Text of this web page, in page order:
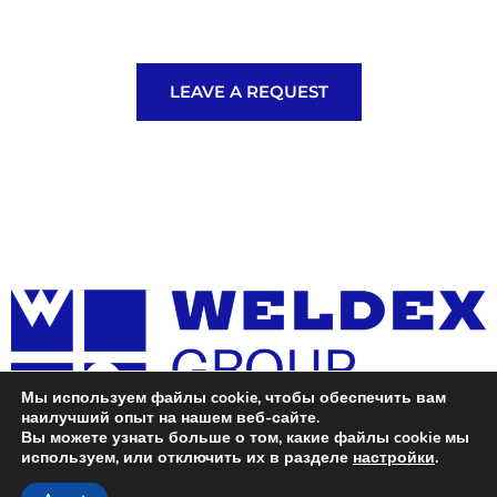
LEAVE A REQUEST
Metal structure manufacturing, welding and installation
Мы используем файлы cookie, чтобы обеспечить вам
наилучший опыт на нашем веб-сайте.
Вы можете узнать больше о том, какие файлы cookie мы
используем, или отключить их в разделе настройки.